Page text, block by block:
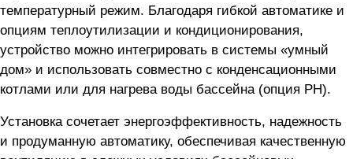
температурный режим. Благодаря гибкой автоматике и
опциям теплоутилизации и кондиционирования,
устройство можно интегрировать в системы «умный
дом» и использовать совместно с конденсационными
котлами или для нагрева воды бассейна (опция PH).
Установка сочетает энергоэффективность, надежность
и продуманную автоматику, обеспечивая качественную